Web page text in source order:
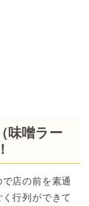
味噌ラー
店の前を素通
行列ができて